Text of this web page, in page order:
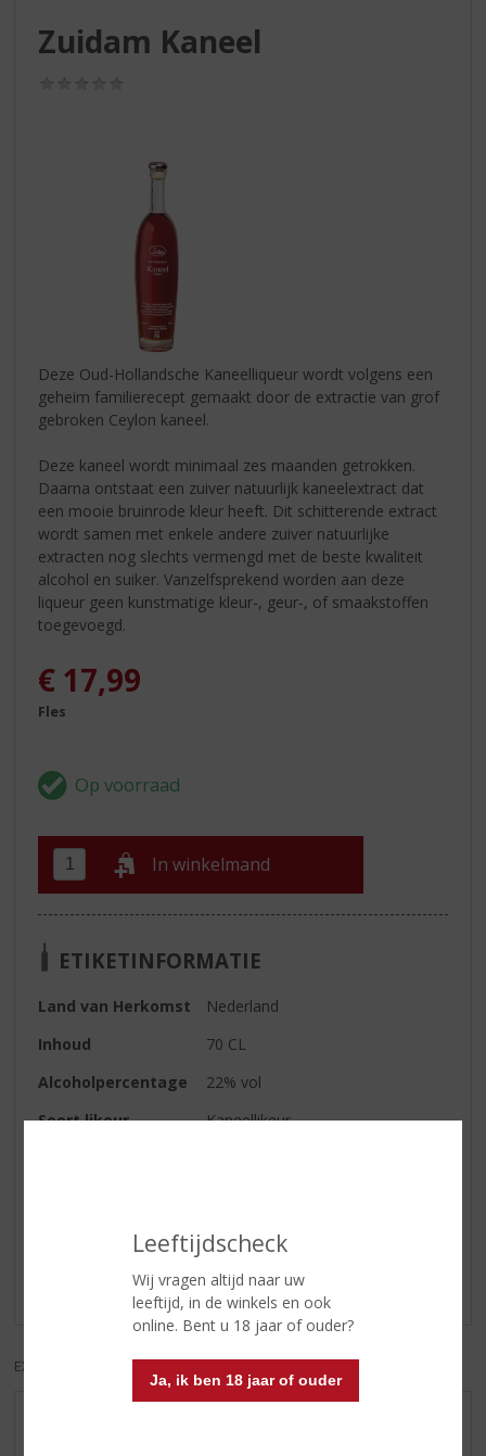
Leeftijdscheck
Wij vragen altijd naar uw
leeftijd, in de winkels en ook
online. Bent u 18 jaar of ouder?
Ja, ik ben 18 jaar of ouder
Zuidam Kaneel
Deze Oud-Hollandsche Kaneelliqueur wordt volgens een
geheim familierecept gemaakt door de extractie van grof
gebroken Ceylon kaneel.
Deze kaneel wordt minimaal zes maanden getrokken.
Daarna ontstaat een zuiver natuurlijk kaneelextract dat
een mooie bruinrode kleur heeft. Dit schitterende extract
wordt samen met enkele andere zuiver natuurlijke
extracten nog slechts vermengd met de beste kwaliteit
alcohol en suiker. Vanzelfsprekend worden aan deze
liqueur geen kunstmatige kleur-, geur-, of smaakstoffen
toegevoegd.
€ 17,99
Fles
In winkelmand
ETIKETINFORMATIE
Land van Herkomst
Nederland
Inhoud
70 CL
Alcoholpercentage
22% vol
Soort likeur
Kaneellikeur
Schrijf een review
Er zijn nog geen reviews geplaatst voor dit product
EXCL. BTW